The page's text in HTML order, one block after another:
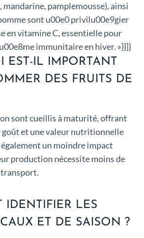
pamplemousse), ainsi
sont u00e0 privilu00e9gier
en vitamine C, essentielle pour
immunitaire en hiver. »}}]}
EST-IL IMPORTANT
DES FRUITS DE
sont cueillis à maturité, offrant
et une valeur nutritionnelle
un moindre impact
production nécessite moins de
transport.
IDENTIFIER LES
ET DE SAISON ?